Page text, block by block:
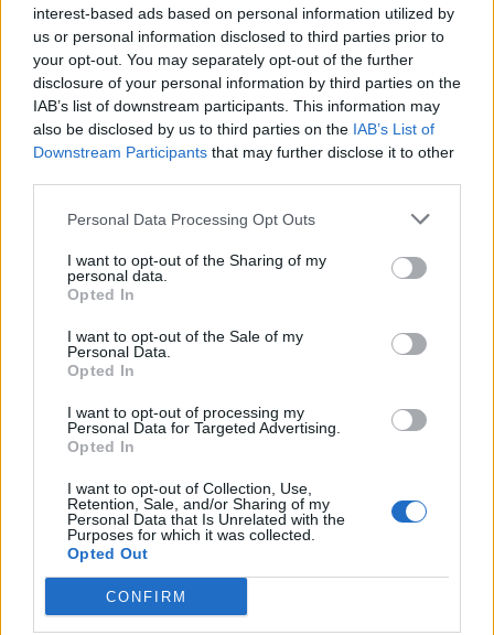
interest-based ads based on personal information utilized by
us or personal information disclosed to third parties prior to
your opt-out. You may separately opt-out of the further
disclosure of your personal information by third parties on the
IAB’s list of downstream participants. This information may
also be disclosed by us to third parties on the IAB’s List of
Downstream Participants that may further disclose it to other
Personal Data Processing Opt Outs
I want to opt-out of the Sharing of my
personal data.
Opted In
I want to opt-out of the Sale of my
Personal Data.
Opted In
I want to opt-out of processing my
Personal Data for Targeted Advertising.
Opted In
I want to opt-out of Collection, Use,
Retention, Sale, and/or Sharing of my
Personal Data that Is Unrelated with the
Purposes for which it was collected.
Opted Out
CONFIRM
Το FIAT 500 Hybrid τώρα από 18.990 ευρώ
Ουκρανία: Με Μίχαϊλιουκ και
Λεν κόντρα στην Ελλάδα
Πάρκερ: «Όνειρό μου να
κατακτήσω το ΝΒΑ Europe με τη
HELLENiQ ENERGY: Κέρδη 393 εκατ. ευρώ στο α' εξάμηνο – Στα 734
εκατ. ευρώ τα EBITDA
Viohalco: Αυξημένος κατά 14%
ο τζίρος στο α' εξάμηνο, στα 4,3
δισ. ευρώ – Στα 446 εκατ. ευρώ
ΥΠΕΘΟΟ: Νέες επενδύσεις 1
δισ. ευρώ ως το 2028 για την
Η συμφωνία Arval-Athlon αναδιαμορφώνει την αγορά leasing